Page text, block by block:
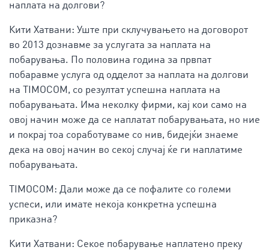
наплата на долгови?
Кити Хатвани: Уште при склучувањето на договорот
во 2013 дознавме за услугата за наплата на
побарувања. По половина година за првпат
побаравме услуга од одделот за наплата на долгови
на TIMOCOM, со резултат успешна наплата на
побарувањата. Има неколку фирми, кај кои само на
овој начин може да се наплатат побарувањата, но ние
и покрај тоа соработуваме со нив, бидејќи знаеме
дека на овој начин во секој случај ќе ги наплатиме
побарувањата.
TIMOCOM: Дали може да се пофалите со големи
успеси, или имате некоја конкретна успешна
приказна?
Кити Хатвани: Секое побарување наплатено преку